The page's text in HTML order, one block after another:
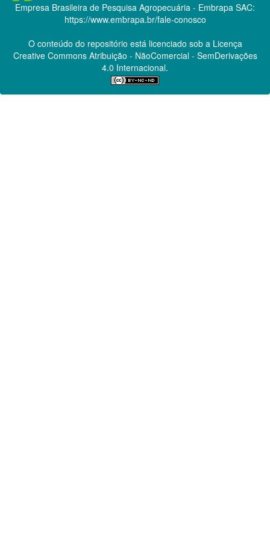
Empresa Brasileira de Pesquisa Agropecuária - Embrapa SAC:
https://www.embrapa.br/fale-conosco
O conteúdo do repositório está licenciado sob a Licença
Creative CommonsAtribuição - NãoComercial - SemDerivações
4.0 Internacional.